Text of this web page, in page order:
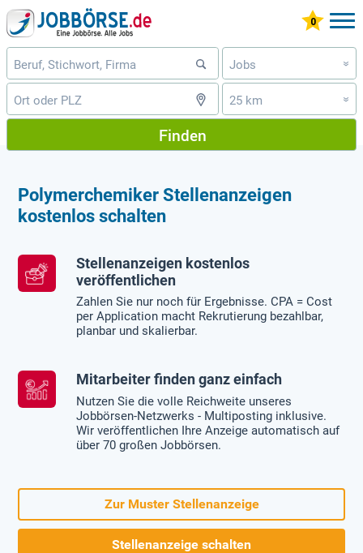
Jobs »
25 km »
Finden
Polymerchemiker Stellenanzeigen
kostenlos schalten
Stellenanzeigen kostenlos
veröffentlichen
Zahlen Sie nur noch für Ergebnisse. CPA = Cost
per Application macht Rekrutierung bezahlbar,
planbar und skalierbar.
Mitarbeiter finden ganz einfach
Nutzen Sie die volle Reichweite unseres
Jobbörsen-Netzwerks - Multiposting inklusive.
Wir veröffentlichen Ihre Anzeige automatisch auf
über 70 großen Jobbörsen.
Zur Muster Stellenanzeige
Stellenanzeige schalten